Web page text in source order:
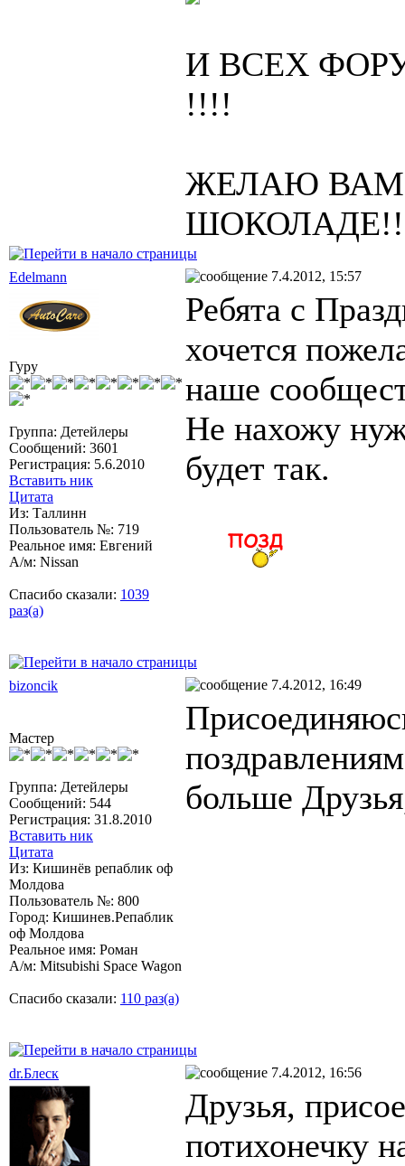
И ВСЕХ
!!!!
ЖЕЛАЮ
Edelmann 7.4.2012, 15:57
Гуру
Группа: Детейлеры
Сообщений: 3601
Регистрация: 5.6.2010
Вставить ник
Цитата
Из: Таллинн
Пользователь №: 719
Реальное имя: Евгений
А/м: Nissan
Спасибо сказали: 1039
раз(а)
Ребята с
хочется
наше
Не нахожу
будет так.
bizoncik 7.4.2012, 16:49
Мастер
Группа: Детейлеры
Сообщений: 544
Регистрация: 31.8.2010
Вставить ник
Цитата
Из: Кишинёв репаблик оф
Молдова
Пользователь №: 800
Город: Кишинев.Репаблик
оф Молдова
Реальное имя: Роман
А/м: Mitsubishi Space Wagon
Спасибо сказали: 110 раз(а)
больше
dr.Блеск 7.4.2012, 16:56
Друзья,
потихонечку